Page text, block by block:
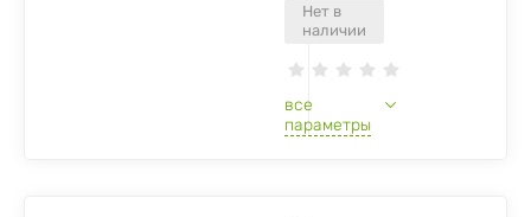
Нет в
наличии
все
параметры